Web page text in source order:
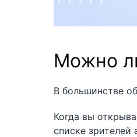
Можно
В большинстве
Когда вы
списке зрителей